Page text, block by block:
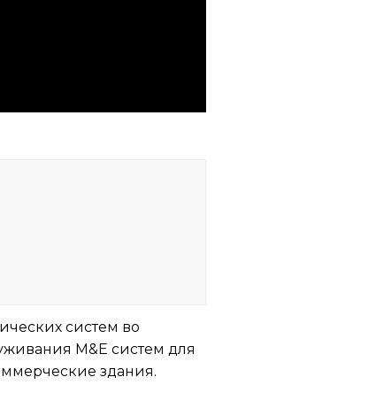
систем во
M&E систем для
здания.